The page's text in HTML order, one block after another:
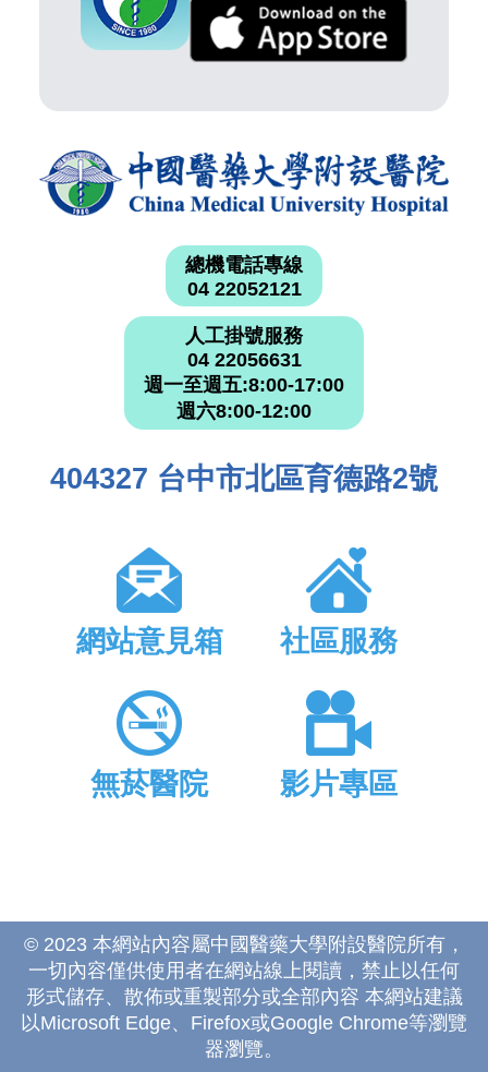
總機電話專線
04 22052121
人工掛號服務
04 22056631
週一至週五:8:00-17:00
週六8:00-12:00
404327 台中市北區育德路2號
網站意見箱 社區服務
無菸醫院 影片專區
© 2023 本網站內容屬中國醫藥大學附設醫院所有，
一切內容僅供使用者在網站線上閱讀，禁止以任何
形式儲存、散佈或重製部分或全部內容 本網站建議
以Microsoft Edge、Firefox或Google Chrome等瀏覽
器瀏覽。